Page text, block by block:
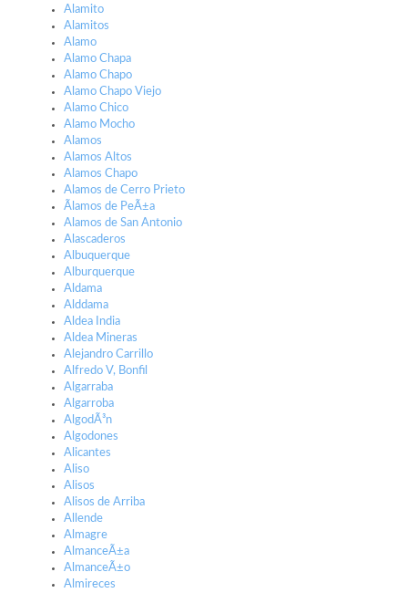
Alamito
Alamitos
Alamo
Alamo Chapa
Alamo Chapo
Alamo Chapo Viejo
Alamo Chico
Alamo Mocho
Alamos
Alamos Altos
Alamos Chapo
Alamos de Cerro Prieto
Ãlamos de PeÃ±a
Alamos de San Antonio
Alascaderos
Albuquerque
Alburquerque
Aldama
Alddama
Aldea India
Aldea Mineras
Alejandro Carrillo
Alfredo V, Bonfil
Algarraba
Algarroba
AlgodÃ³n
Algodones
Alicantes
Aliso
Alisos
Alisos de Arriba
Allende
Almagre
AlmanceÃ±a
AlmanceÃ±o
Almireces